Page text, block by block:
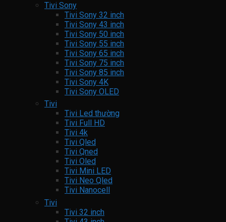
Tivi Sony
Tivi Sony 32 inch
Tivi Sony 43 inch
Tivi Sony 50 inch
Tivi Sony 55 inch
Tivi Sony 65 inch
Tivi Sony 75 inch
Tivi Sony 85 inch
Tivi Sony 4K
Tivi Sony OLED
Tivi
Tivi Led thường
Tivi Full HD
Tivi 4k
Tivi Qled
Tivi Qned
Tivi Oled
Tivi Mini LED
Tivi Neo Qled
Tivi Nanocell
Tivi
Tivi 32 inch